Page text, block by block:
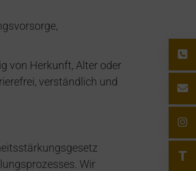
von Herkunft, Alter oder
verständlich und
Wir
T